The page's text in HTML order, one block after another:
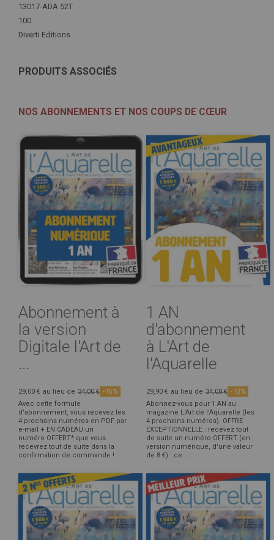
Plus
d'infos
13017-ADA 52T
100
Diverti Editions
PRODUITS ASSOCIÉS
NOS ABONNEMENTS ET NOS COUPS DE CŒUR
Abonnement à
la version
Digitale l'Art de
...
29,00 € au lieu de 34,00 € -15%
Avec cette formule
d'abonnement, vous recevez les
4 prochains numéros en PDF par
e-mail + EN CADEAU un
numéro OFFERT* que vous
recevrez tout de suite dans la
confirmation de commande !
1 AN
d'abonnement
à L'Art de
l'Aquarelle
29,90 € au lieu de 34,00 € -12%
Abonnez-vous pour 1 AN au
magazine L'Art de l'Aquarelle (les
4 prochains numéros). OFFRE
EXCEPTIONNELLE : recevez tout
de suite un numéro OFFERT (en
version numérique, d'une valeur
de 8 €) : ce ...